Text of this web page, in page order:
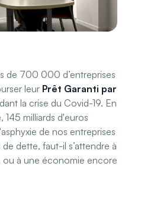
de 700 000 d’entreprises
leur Prêt Garanti par
la crise du Covid-19. En
milliards d'euros
de nos entreprises
dette, faut-il s’attendre à
ou à une économie encore